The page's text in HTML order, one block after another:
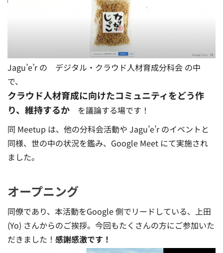
Jagu’e’r の デジタル・クラウド人材育成分科会 の中
で、
クラウド人材育成に向けたコミュニティをどう作
り、維持するか を議論する場です！
同 Meetup は、他の分科会活動や Jagu’e’r のイベントと
同様、世の中の状況を鑑み、Google Meet にて実施され
ました。
オープニング
同僚であり、本活動をGoogle 側でリードしている、上田
(Yo) さんからのご挨拶。今回もたくさんの方にご参加いた
だきました！ 感謝感激です！